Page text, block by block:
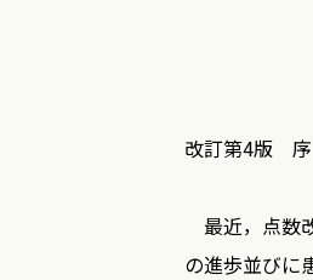
改訂第4版 序
最近，点数
の進歩並びに